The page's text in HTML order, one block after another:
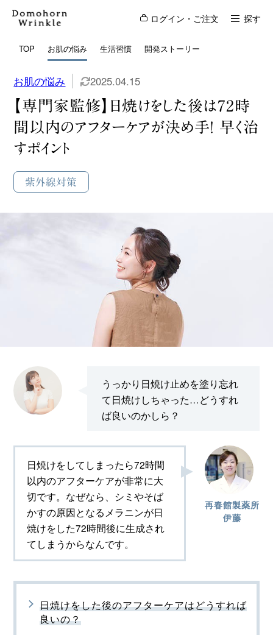
ログイン・ご注文 探す
TOP お肌の悩み 生活習慣 開発ストーリー
お肌の悩み 2025.04.15
【専門家監修】日焼けをした後は72時
間以内のアフターケアが決め手！ 早く治
すポイント
紫外線対策
うっかり日焼け止めを塗り忘れ
て日焼けしちゃった…どうすれ
ば良いのかしら？
再春館製薬所
伊藤
日焼けをしてしまったら72時間
以内のアフターケアが非常に大
切です。なぜなら、シミやそば
かすの原因となるメラニンが日
焼けをした72時間後に生成され
てしまうからなんです。
日焼けをした後のアフターケアはどうすれば
良いの？